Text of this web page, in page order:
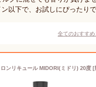
以下で、お試しにぴったりで
全てのおすすめ